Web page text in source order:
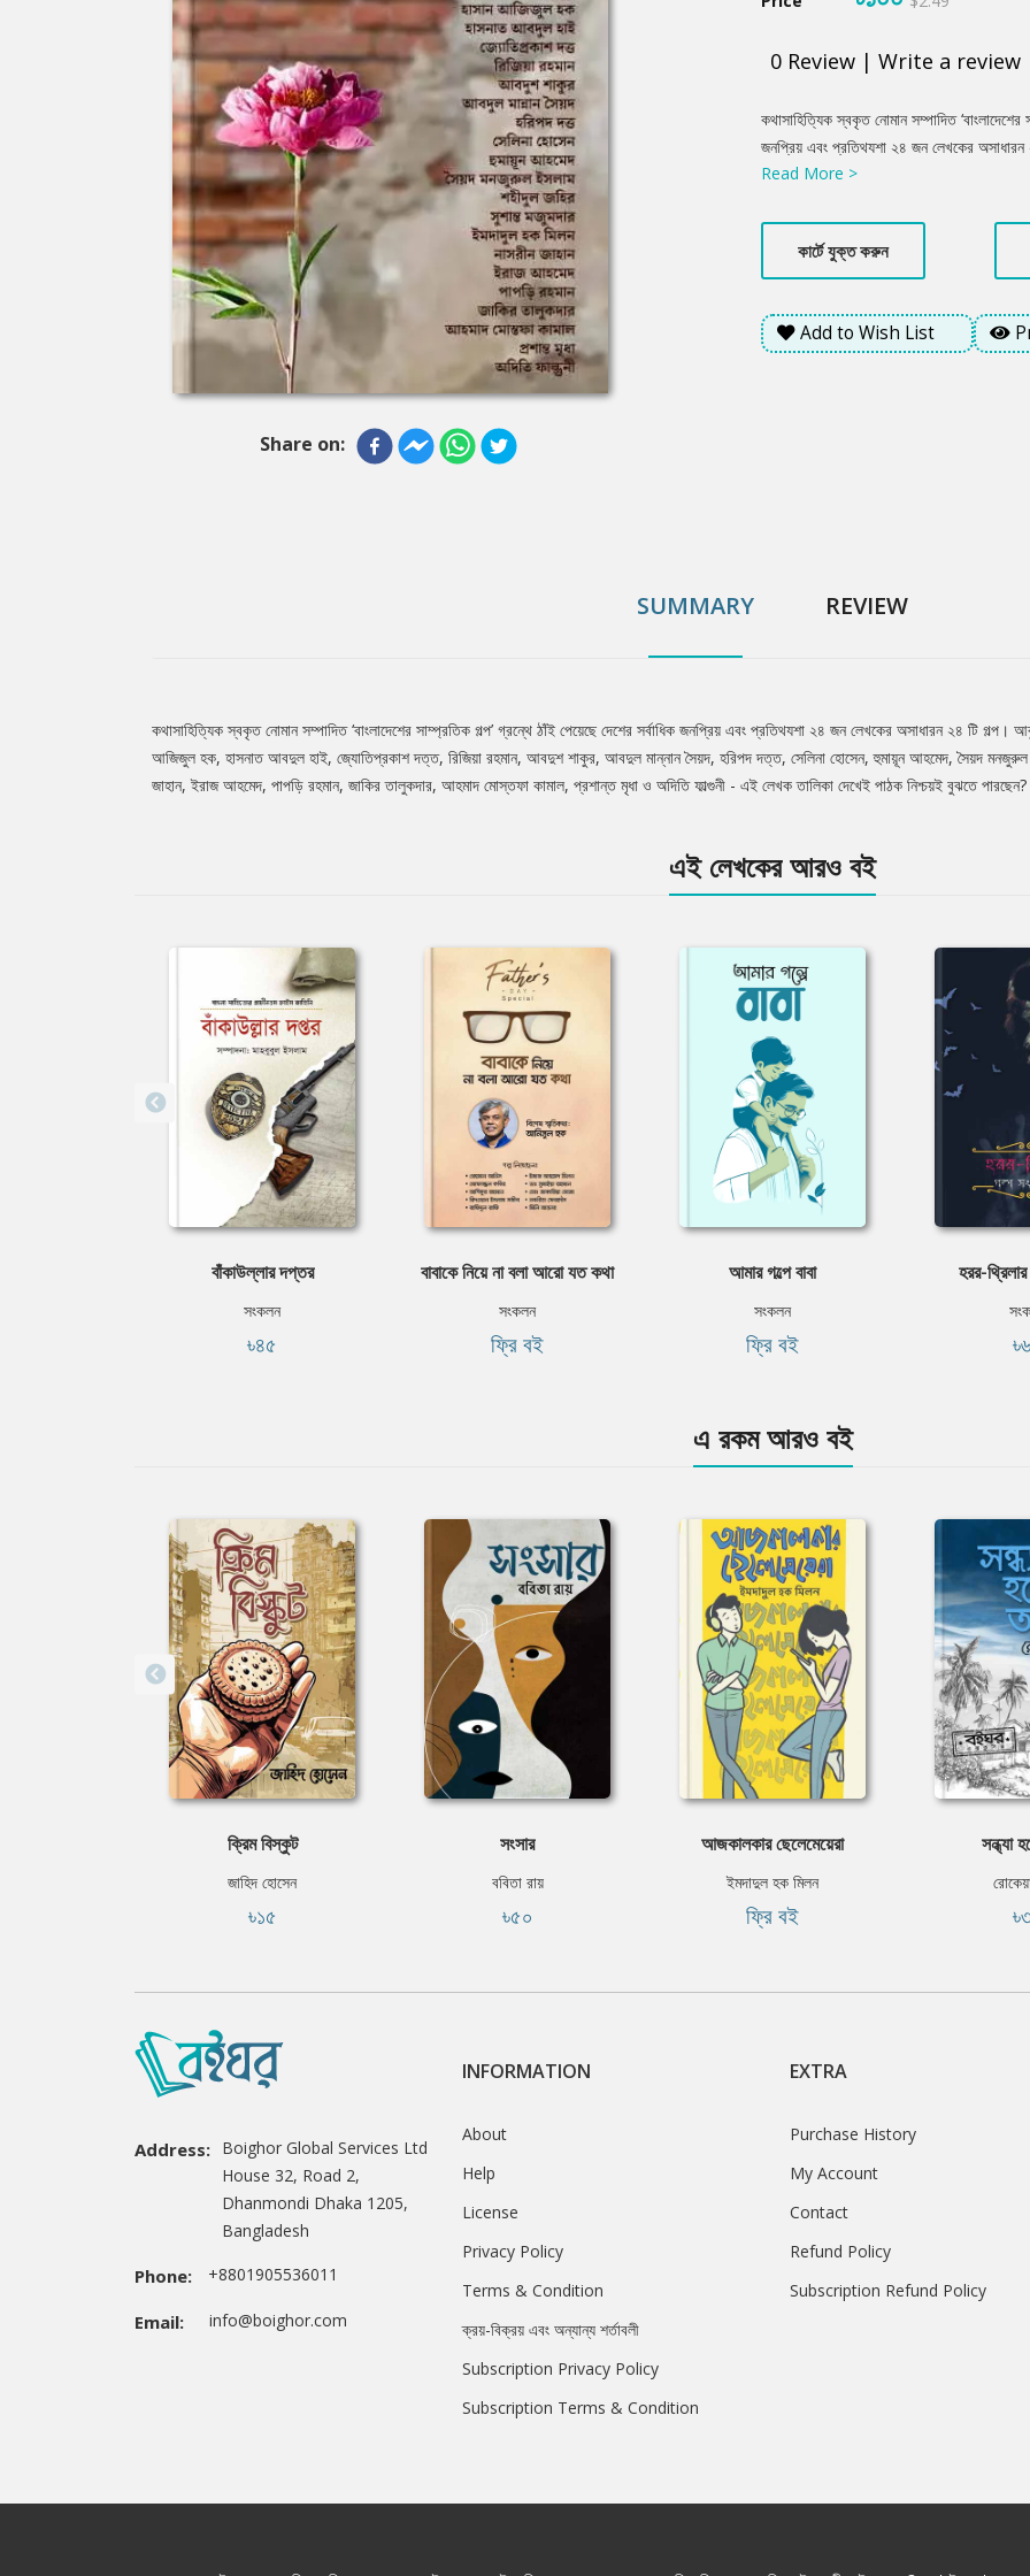
Share on:
0 Review | Write a review
Product
Summery
কথাসাহিত্যিক স্বকৃত নোমান সম্পাদিত ‘বাংলাদেশের
জনপ্রিয় এবং প্রতিথযশা ২৪ জন লেখকের
শওকত আলী, আল মাহমুদ, হাসান আজিজুল হক,
মনজুরুল ইসলাম, শহীদুল জহির, সুশান্ত মজুমদার,
পাপড়ি রহমান, জাকির তালুকদার, আহমাদ মোস্তফা
তালিকা দেখেই পাঠক নিশ্চয়ই বুঝতে পারছেন?
Read More >
কার্টে যুক্ত করুন
Add to Wish List
SUMMARY REVIEW
Tab
কথাসাহিত্যিক স্বকৃত নোমান সম্পাদিত ‘বাংলাদেশের সাম্প্রতিক গল্প’ গ্রন্থে ঠাঁই পেয়েছে দেশের সর্বাধিক জনপ্রিয় এবং প্রতিথযশা ২৪ জন লেখকের অসাধারন ২৪ টি
আজিজুল হক, হাসনাত আবদুল হাই, জ্যোতিপ্রকাশ দত্ত, রিজিয়া রহমান, আবদুশ শাকুর, আবদুল মান্নান সৈয়দ, হরিপদ দত্ত, সেলিনা হোসেন, হুমায়ূন আহমেদ, সৈয়দ মনজুরুল
জাহান, ইরাজ আহমেদ, পাপড়ি রহমান, জাকির তালুকদার, আহমাদ মোস্তফা কামাল, প্রশান্ত মৃধা ও অদিতি ফাল্গুনী - এই লেখক তালিকা দেখেই পাঠক নিশ্চয়ই বুঝতে পারছেন?
এই লেখকের আরও বই
বাঁকাউল্লার দপ্তর
সংকলন
৳৪৫
বাবাকে নিয়ে না বলা আরো যত কথা
সংকলন
ফ্রি বই
আমার গল্পে বাবা
সংকলন
ফ্রি বই
হরর-
এ রকম আরও বই
ক্রিম বিস্কুট
জাহিদ হোসেন
৳১৫
সংসার
ববিতা রায়
৳৫০
আজকালকার ছেলেমেয়েরা
ইমদাদুল হক মিলন
ফ্রি বই
সন্ধ্যা
Address: Boighor Global Services Ltd
House 32, Road 2,
Dhanmondi Dhaka 1205,
Bangladesh
Phone: +8801905536011
Email: info@boighor.com
INFORMATION
About
Help
License
Privacy Policy
Terms & Condition
ক্রয়-বিক্রয় এবং অন্যান্য শর্তাবলী
Subscription Privacy Policy
Subscription Terms & Condition
EXTRA
Purchase History
My Account
Contact
Refund Policy
Subscription Refund Policy